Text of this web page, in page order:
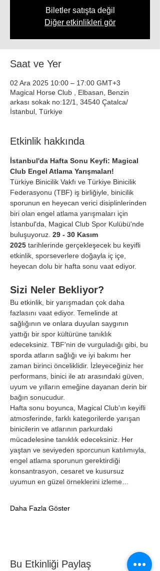
Biletler satışta değil
Diğer etkinlikleri gör
Saat ve Yer
02 Ara 2025 10:00 – 17:00 GMT+3
Magical Horse Club , Elbasan, Benzin
arkası sokak no:12/1, 34540 Çatalca/
İstanbul, Türkiye
Etkinlik hakkında
İstanbul'da Hafta Sonu Keyfi: Magical
Club Engel Atlama Yarışmaları!
Türkiye Binicilik Vakfı ve Türkiye Binicilik
Federasyonu (TBF) iş birliğiyle, binicilik
sporunun en heyecan verici disiplinlerinden
biri olan engel atlama yarışmaları için
İstanbul'da, Magical Club Spor Kulübü'nde
buluşuyoruz. 29 - 30 Kasım
2025 tarihlerinde gerçekleşecek bu keyifli
etkinlik, sporseverlere doğayla iç içe,
heyecan dolu bir hafta sonu vaat ediyor.
Sizi Neler Bekliyor?
Bu etkinlik, bir yarışmadan çok daha
fazlasını vaat ediyor. Temelinde at
sağlığının ve onlara duyulan saygının
yattığı bir spor kültürüne tanıklık
edeceksiniz. TBF'nin de vurguladığı gibi, bu
sporda atların sağlığı ve iyi bakımı her
zaman birinci önceliklidir. İzleyeceğiniz her
performans, binici ile atı arasındaki güven,
uyum ve yılların emeğine dayanan derin bir
bağın sonucudur.
Hafta sonu boyunca, Magical Club'ın keyifli
atmosferinde, farklı kategorilerde yarışan
binicilerin ve atlarının parkurdaki
mücadelesine tanıklık edeceksiniz. Her
yaştan ve seviyeden sporcunun katılımıyla,
engel atlama sporunun gerektirdiği
konsantrasyon, cesaret ve kusursuz
uyumun en güzel örneklerini izleme…
Daha Fazla Göster
Bu Etkinliği Paylaş